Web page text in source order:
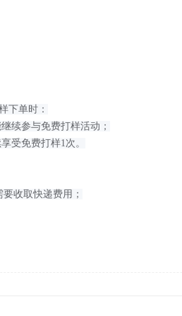
下单时：
续参与免费打样活动；
受免费打样1次。
收取快递费用；